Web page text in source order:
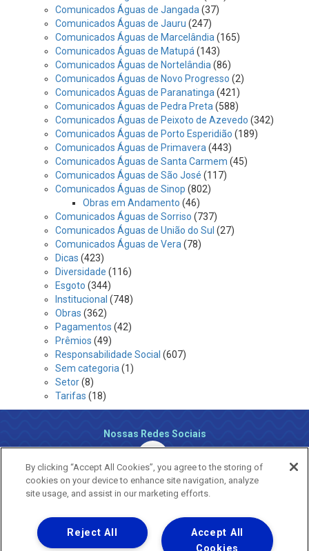
Comunicados Águas de Jangada (37)
Comunicados Águas de Jauru (247)
Comunicados Águas de Marcelândia (165)
Comunicados Águas de Matupá (143)
Comunicados Águas de Nortelândia (86)
Comunicados Águas de Novo Progresso (2)
Comunicados Águas de Paranatinga (421)
Comunicados Águas de Pedra Preta (588)
Comunicados Águas de Peixoto de Azevedo (342)
Comunicados Águas de Porto Esperidião (189)
Comunicados Águas de Primavera (443)
Comunicados Águas de Santa Carmem (45)
Comunicados Águas de São José (117)
Comunicados Águas de Sinop (802)
Obras em Andamento (46)
Comunicados Águas de Sorriso (737)
Comunicados Águas de União do Sul (27)
Comunicados Águas de Vera (78)
Dicas (423)
Diversidade (116)
Esgoto (344)
Institucional (748)
Obras (362)
Pagamentos (42)
Prêmios (49)
Responsabilidade Social (607)
Sem categoria (1)
Setor(8)
Tarifas (18)
Nossas Redes Sociais
Uma empresa
Copyright ® 2026 - Todos os Direitos Reservados.
By clicking “Accept All Cookies”, you agree to the storing of
cookies on your device to enhance site navigation, analyze
site usage, and assist in our marketing efforts.
Accept All
Cookies
Reject All